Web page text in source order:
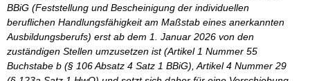
r
o
S
BBiG (Feststellung und Bescheinigung der individuellen
beruflichen Handlungsfähigkeit am Maßstab eines anerkannten
Ausbildungsberufs) erst ab dem 1. Januar 2026 von den
zuständigen Stellen umzusetzen ist (Artikel 1 Nummer 55
Buchstabe b (§ 106 Absatz 4 Satz 1 BBiG), Artikel 4 Nummer 29